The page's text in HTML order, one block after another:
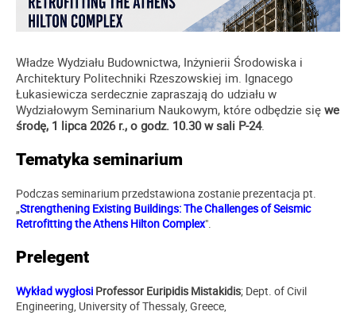
Władze Wydziału Budownictwa, Inżynierii Środowiska i
Architektury Politechniki Rzeszowskiej im. Ignacego
Łukasiewicza serdecznie zapraszają do udziału w
Wydziałowym Seminarium Naukowym, które odbędzie się we
środę, 1 lipca 2026 r., o godz. 10.30 w sali P-24.
Tematyka seminarium
Podczas seminarium przedstawiona zostanie prezentacja pt.
„Strengthening Existing Buildings: The Challenges of Seismic
Retrofitting the Athens Hilton Complex".
Prelegent
Wykład wygłosi Professor Euripidis Mistakidis; Dept. of Civil
Engineering, University of Thessaly, Greece,